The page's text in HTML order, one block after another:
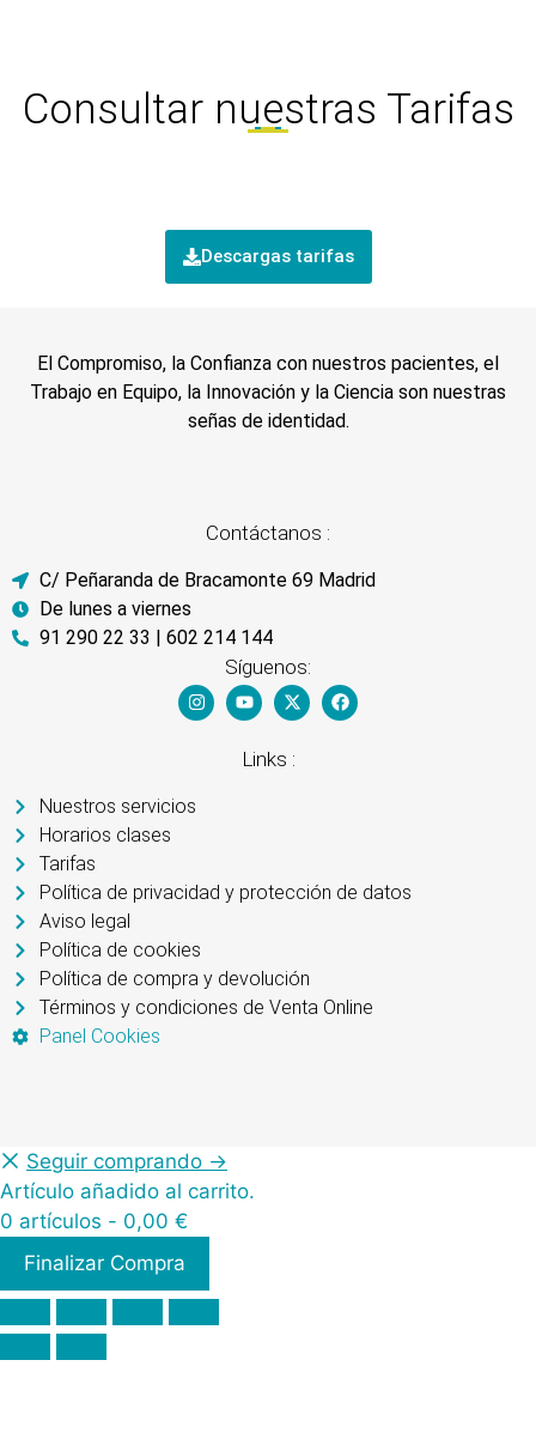
Consultar nuestras Tarifas
Descargas tarifas
El Compromiso, la Confianza con nuestros pacientes, el
Trabajo en Equipo, la Innovación y la Ciencia son nuestras
señas de identidad.
Contáctanos :
C/ Peñaranda de Bracamonte 69 Madrid
De lunes a viernes
91 290 22 33 | 602 214 144
Síguenos:
Links :
Nuestros servicios
Horarios clases
Tarifas
Política de privacidad y protección de datos
Aviso legal
Política de cookies
Política de compra y devolución
Términos y condiciones de Venta Online
Panel Cookies
Seguir comprando →
Artículo añadido al carrito.
0 artículos - 0,00 €
Finalizar Compra